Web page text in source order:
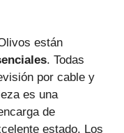
están
. Todas
por cable y
es una
de
estado. Los